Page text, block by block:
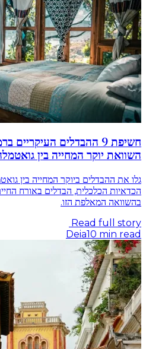
חשיפת 9 ההבדלים
השוואת יוקר המחייה בין
גלו את ההבדלים ביוקר המחייה בין
הכדאיות הכלכלית, הבדלים באורח
בהשוואה המאלפת הזו.
Read full story
Deia10 min read